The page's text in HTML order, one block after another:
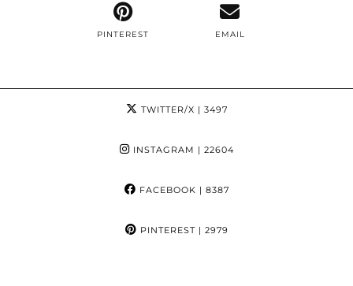
PINTEREST EMAIL
TWITTER/X | 3497
INSTAGRAM | 22604
FACEBOOK | 8387
PINTEREST| 2979